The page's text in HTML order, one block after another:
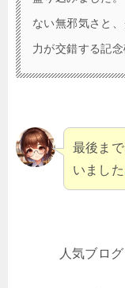
ない無邪気さと
力が交錯する記念
最後ま
いました
人気ブロ